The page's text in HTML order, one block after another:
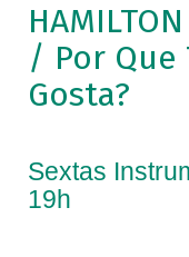
/ Por Que
Gosta?
Sextas
19h